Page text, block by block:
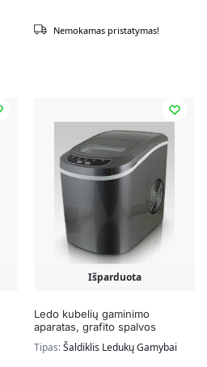
Nemokamas pristatymas!
Išparduota
Ledo kubelių gaminimo
aparatas, grafito spalvos
Tipas:Šaldiklis Ledukų Gamybai